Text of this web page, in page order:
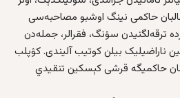
حاکمی نینگ اوشبو مصاحبه‌سی
ترقه‌لگنیدن سۉنگ، فقرالر، جمله‌دن
ناراضیلیک بیلن کوتیب آلیندی. کۉپلب
حاکمیگه قرشی کېسکین تنقیدي